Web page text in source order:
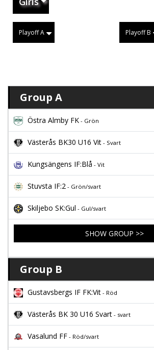
Playoff A Playoff B
Group A
Östra Almby FK - Grön
Västerås BK30 U16 Vit - Svart
Kungsängens IF:Blå - Vit
Stuvsta IF:2 - Grön/svart
Skiljebo SK:Gul - Gul/svart
SHOW GROUP >>
Group B
Gustavsbergs IF FK:Vit - Röd
Västerås BK 30 U16 Svart - svart
Vasalund FF - Röd/svart